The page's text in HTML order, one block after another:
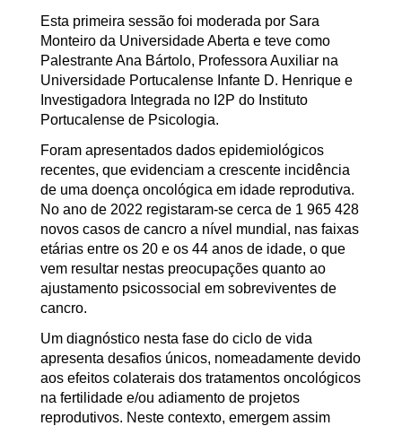
Esta primeira sessão foi moderada por Sara
Monteiro da Universidade Aberta e teve como
Palestrante Ana Bártolo, Professora Auxiliar na
Universidade Portucalense Infante D. Henrique e
Investigadora Integrada no I2P do Instituto
Portucalense de Psicologia.
Foram apresentados dados epidemiológicos
recentes, que evidenciam a crescente incidência
de uma doença oncológica em idade reprodutiva.
No ano de 2022 registaram-se cerca de 1 965 428
novos casos de cancro a nível mundial, nas faixas
etárias entre os 20 e os 44 anos de idade, o que
vem resultar nestas preocupações quanto ao
ajustamento psicossocial em sobreviventes de
cancro.
Um diagnóstico nesta fase do ciclo de vida
apresenta desafios únicos, nomeadamente devido
aos efeitos colaterais dos tratamentos oncológicos
na fertilidade e/ou adiamento de projetos
reprodutivos. Neste contexto, emergem assim